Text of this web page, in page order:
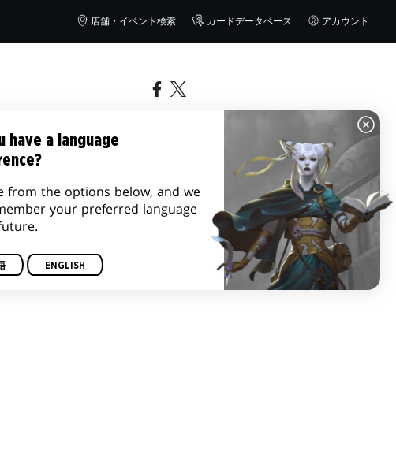
店舗・イベント検索 カードデータベース アカウント
have a language
from the options below, and we
your preferred language
ENGLISH